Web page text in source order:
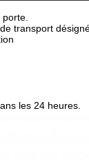
transport
les 24 heures.